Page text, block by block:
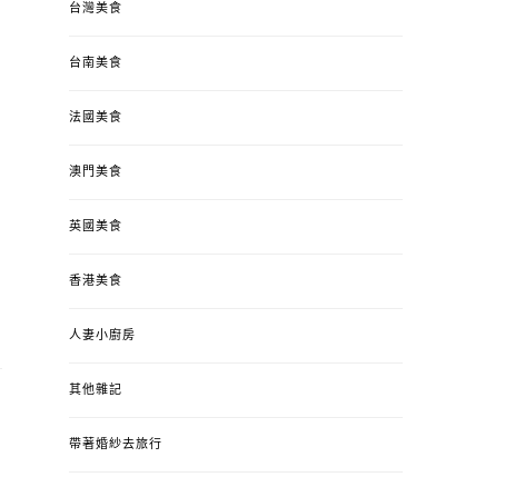
台灣美食
台南美食
法國美食
澳門美食
英國美食
香港美食
人妻小廚房
其他雜記
帶著婚紗去旅行